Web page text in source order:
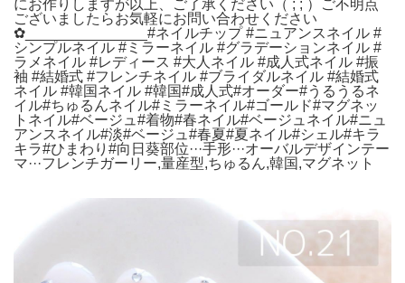
にお作りしますが以上、ご了承ください（ ; ; ）ご不明点
ございましたらお気軽にお問い合わせください‪
‪✿_______________#ネイルチップ #ニュアンスネイル #
シンプルネイル #ミラーネイル #グラデーションネイル #
ラメネイル #レディース #大人ネイル #成人式ネイル #振
袖 #結婚式 #フレンチネイル #ブライダルネイル #結婚式
ネイル #韓国ネイル #韓国#成人式#オーダー#うるうるネ
イル#ちゅるんネイル#ミラーネイル#ゴールド#マグネッ
トネイル#ベージュ#着物#春ネイル#ベージュネイル#ニュ
アンスネイル#淡#ベージュ#春夏#夏ネイル#シェル#キラ
キラ#ひまわり#向日葵部位···手形···オーバルデザインテー
マ···フレンチガーリー,量産型,ちゅるん,韓国,マグネット